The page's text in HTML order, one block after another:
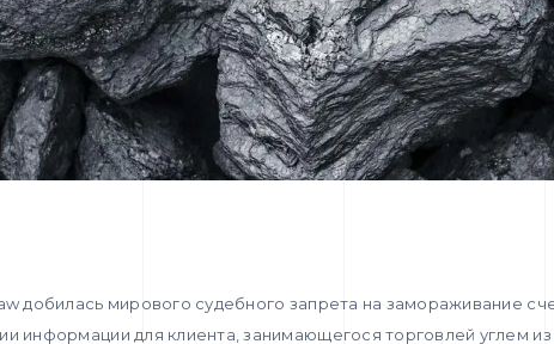
добилась мирового судебного запрета на замораживание
информации для клиента, занимающегося торговлей углем